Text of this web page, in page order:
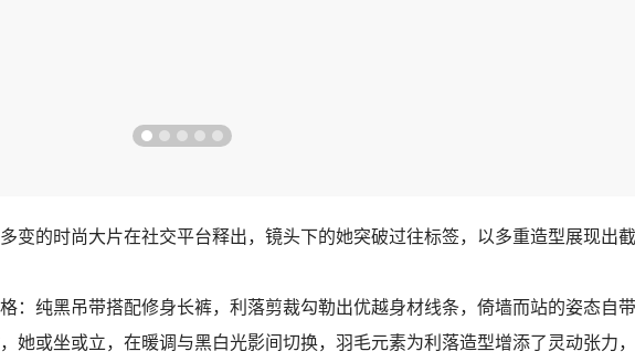
变的时尚大片在社交平台释出，镜头下的她突破过往标签，以多重造型展现出截
：纯黑吊带搭配修身长裤，利落剪裁勾勒出优越身材线条，倚墙而站的姿态自带
她或坐或立，在暖调与黑白光影间切换，羽毛元素为利落造型增添了灵动张力，